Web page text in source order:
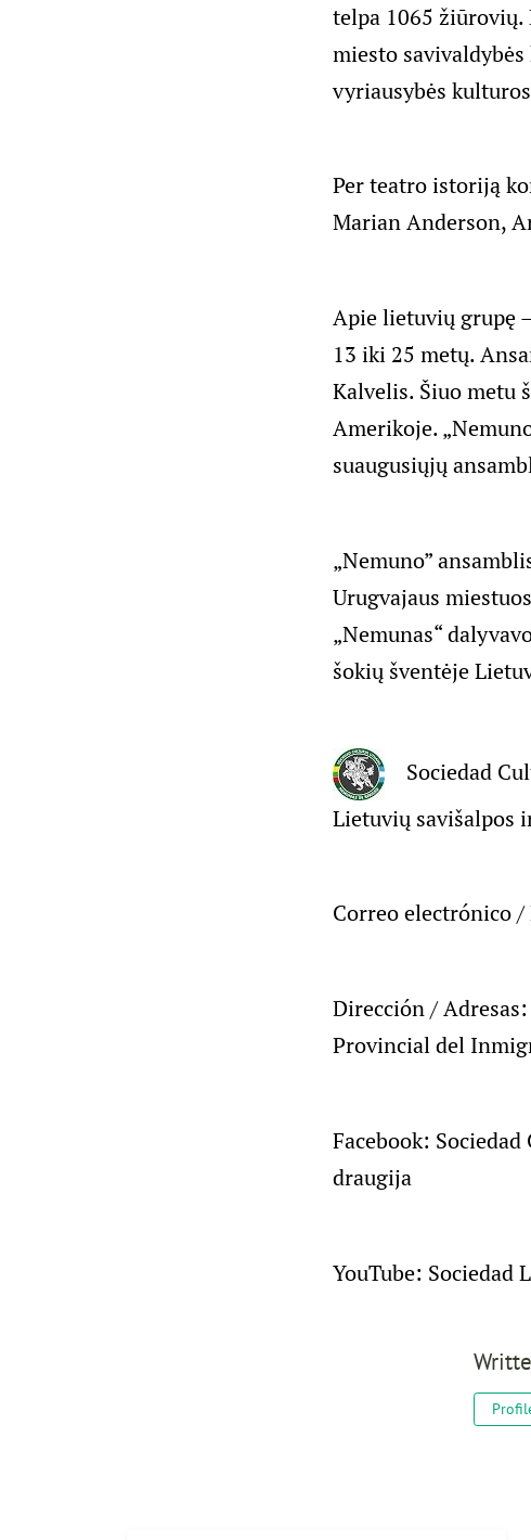
telpa 1065 žiūrovių.
miesto
vyriausybės
Per teatro istoriją
Marian Anderson,
Apie lietuvių grupę
13 iki 25 metų.
Kalvelis. Šiuo metu
Amerikoje.
suaugusiųjų
„Nemuno”
Urugvajaus
„Nemunas“
šokių šventėje
Sociedad
Lietuvių savišalpos
Correo electrónico /
Dirección /
Provincial del
Facebook:
draugija
YouTube: Sociedad